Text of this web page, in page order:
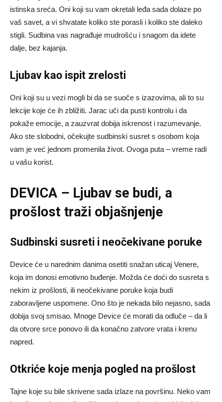
istinska sreća. Oni koji su vam okretali leđa sada dolaze po
vaš savet, a vi shvatate koliko ste porasli i koliko ste daleko
stigli. Sudbina vas nagrađuje mudrošću i snagom da idete
dalje, bez kajanja.
Ljubav kao ispit zrelosti
Oni koji su u vezi mogli bi da se suoče s izazovima, ali to su
lekcije koje će ih zbližiti. Jarac uči da pusti kontrolu i da
pokaže emocije, a zauzvrat dobija iskrenost i razumevanje.
Ako ste slobodni, očekujte sudbinski susret s osobom koja
vam je već jednom promenila život. Ovoga puta – vreme radi
u vašu korist.
DEVICA – Ljubav se budi, a
prošlost traži objašnjenje
Sudbinski susreti i neočekivane poruke
Device će u narednim danima osetiti snažan uticaj Venere,
koja im donosi emotivno buđenje. Možda će doći do susreta s
nekim iz prošlosti, ili neočekivane poruke koja budi
zaboravljene uspomene. Ono što je nekada bilo nejasno, sada
dobija svoj smisao. Mnoge Device će morati da odluče – da li
da otvore srce ponovo ili da konačno zatvore vrata i krenu
napred.
Otkriće koje menja pogled na prošlost
Tajne koje su bile skrivene sada izlaze na površinu. Neko vam